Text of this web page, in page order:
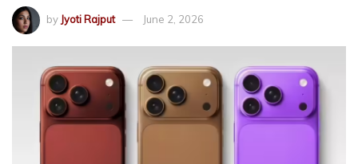
by Jyoti Rajput June 2, 2026